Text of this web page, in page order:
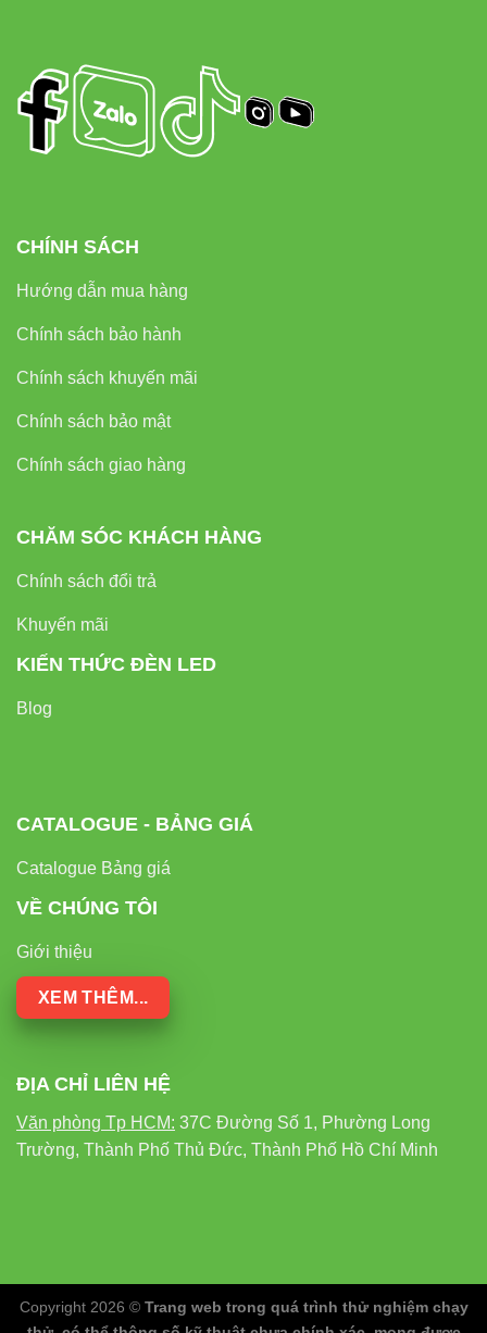
CHÍNH SÁCH
Hướng dẫn mua hàng
Chính sách bảo hành
Chính sách khuyến mãi
Chính sách bảo mật
Chính sách giao hàng
CHĂM SÓC KHÁCH HÀNG
Chính sách đổi trả
Khuyến mãi
KIẾN THỨC ĐÈN LED
Blog
CATALOGUE - BẢNG GIÁ
Catalogue Bảng giá
VỀ CHÚNG TÔI
Giới thiệu
XEM THÊM...
ĐỊA CHỈ LIÊN HỆ
Văn phòng Tp HCM: 37C Đường Số 1, Phường Long
Trường, Thành Phố Thủ Đức, Thành Phố Hồ Chí Minh
Copyright 2026 © Trang web trong quá trình thử nghiệm chạy